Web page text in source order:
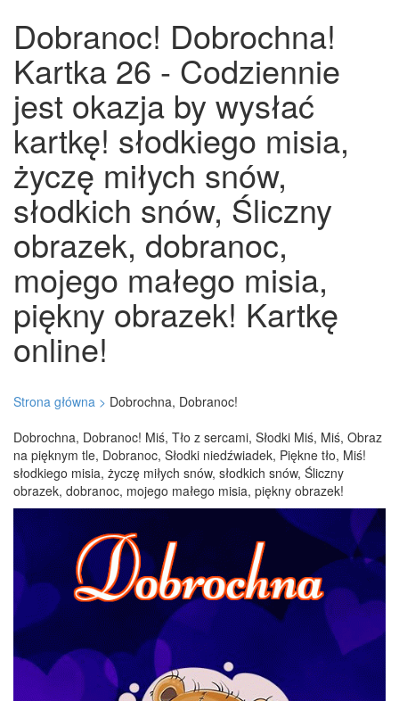
Dobranoc! Dobrochna!
Kartka 26 - Codziennie
jest okazja by wysłać
kartkę! słodkiego misia,
życzę miłych snów,
słodkich snów, Śliczny
obrazek, dobranoc,
mojego małego misia,
piękny obrazek! Kartkę
online!
Strona główna > Dobrochna, Dobranoc!
Dobrochna, Dobranoc! Miś, Tło z sercami, Słodki Miś, Miś, Obraz
na pięknym tle, Dobranoc, Słodki niedźwiadek, Piękne tło, Miś!
słodkiego misia, życzę miłych snów, słodkich snów, Śliczny
obrazek, dobranoc, mojego małego misia, piękny obrazek!